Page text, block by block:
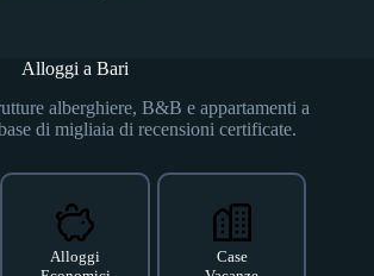
Alloggi a Bari
alberghiere, B&B e appartamenti a
di migliaia di recensioni certificate.
Alloggi
Case